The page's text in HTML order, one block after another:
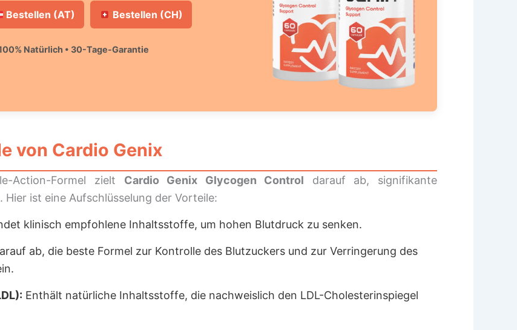
Bestellen (AT) Bestellen (CH)
Natürlich • 30-Tage-Garantie
von Cardio Genix
Action-Formel zielt Cardio Genix Glycogen Control darauf ab, signifikante
ist eine Aufschlüsselung der Vorteile:
klinisch empfohlene Inhaltsstoffe, um hohen Blutdruck zu senken.
ab, die beste Formel zur Kontrolle des Blutzuckers und zur Verringerung des
Enthält natürliche Inhaltsstoffe, die nachweislich den LDL-Cholesterinspiegel